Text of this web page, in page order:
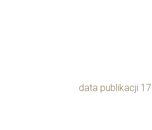
data publikacji